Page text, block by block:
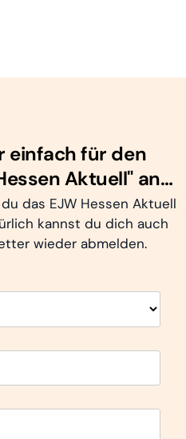
einfach für den
Aktuell" an…
das EJW Hessen Aktuell
kannst du dich auch
wieder abmelden.